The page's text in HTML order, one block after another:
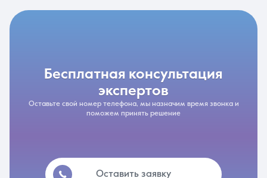
бесплатная консультация
экспертов
Оставьте свой номер телефона, мы назначим время звонка и
поможем принять решение
Оставить заявку